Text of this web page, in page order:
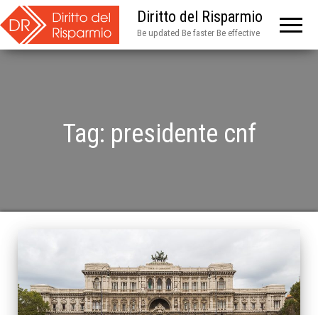
Diritto del Risparmio
Be updated Be faster Be effective
Tag: presidente cnf